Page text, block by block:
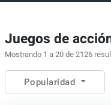
Juegos de
Mostrando 1 a 20 de 2126
Popularidad